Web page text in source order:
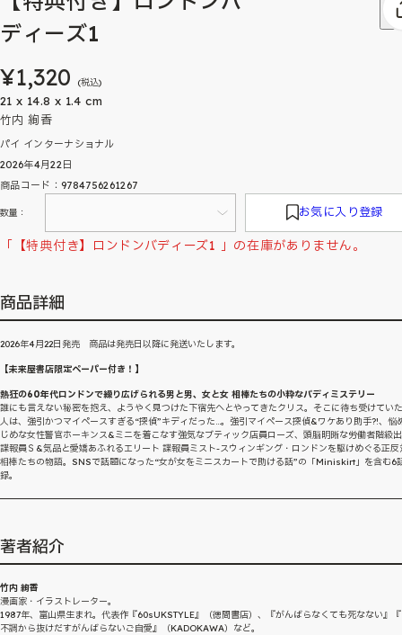
ディーズ1
¥1,320 (税込)
21 x 14.8 x 1.4 cm
竹内 絢香
パイ インターナショナル
2026年4月22日
商品コード：9784756261267
数量： お気に入り登録
「【特典付き】ロンドンバディーズ1 」の在庫がありません。
商品詳細
2026年4月22日発売 商品は発売日以降に発送いたします。
【未来屋書店限定ペーパー付き！】
熱狂の60年代ロンドンで繰り広げられる男と男、女と女 相棒たちの小粋なバディミステリー
誰にも言えない秘密を抱え、ようやく見つけた下宿先へとやってきたクリス。そこに待ち受けてい
人は、強引かつマイペースすぎる“探偵”キディだった…。強引マイペース探偵&ワケあり助手?!、悩
じめな女性警官ホーキンス&ミニを着こなす強気なブティック店員ローズ、頭脳明晰な労働者階級
諜報員Ｓ&気品と愛嬌あふれるエリート 諜報員ミスト-スウィンギング・ロンドンを駆けめぐる正反
相棒たちの物語。SNSで話題になった“女が女をミニスカートで助ける話”の「Miniskirt」を含む6
録。
著者紹介
竹内 絢香
漫画家・イラストレーター。
1987年、富山県生まれ。代表作『60sUKSTYLE』（徳間書店）、『がんばらなくても死なない』
不調から抜けだすがんばらないご自愛』（KADOKAWA）など。